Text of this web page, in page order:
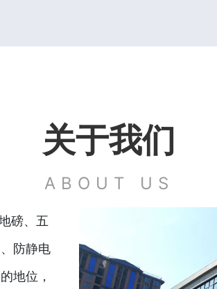
关于我们
ABOUT US
磅、五
防静电
地位，